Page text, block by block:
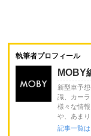
執筆者プロフィール
MOBY
新型車予
識、カー
様々な情
や、あまり
記事一覧